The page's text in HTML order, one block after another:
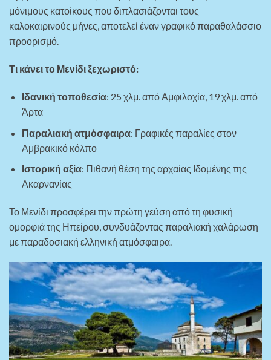
μόνιμους κατοίκους που διπλασιάζονται τους
καλοκαιρινούς μήνες, αποτελεί έναν γραφικό παραθαλάσσιο
προορισμό.
Τι κάνει το Μενίδι ξεχωριστό:
Ιδανική τοποθεσία: 25 χλμ. από Αμφιλοχία, 19 χλμ. από
Άρτα
Παραλιακή ατμόσφαιρα: Γραφικές παραλίες στον
Αμβρακικό κόλπο
Ιστορική αξία: Πιθανή θέση της αρχαίας Ιδομένης της
Ακαρνανίας
Το Μενίδι προσφέρει την πρώτη γεύση από τη φυσική
ομορφιά της Ηπείρου, συνδυάζοντας παραλιακή χαλάρωση
με παραδοσιακή ελληνική ατμόσφαιρα.